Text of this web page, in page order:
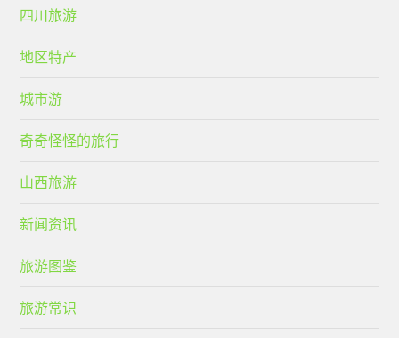
四川旅游
地区特产
城市游
奇奇怪怪的旅行
山西旅游
新闻资讯
旅游图鉴
旅游常识